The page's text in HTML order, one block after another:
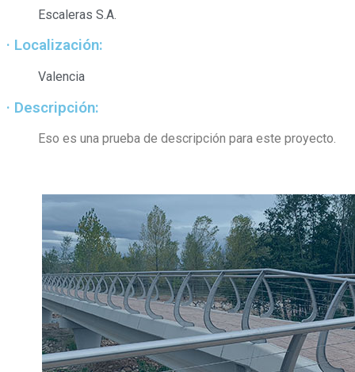
Escaleras S.A.
· Localización:
Valencia
· Descripción:
Eso es una prueba de descripción para este proyecto.